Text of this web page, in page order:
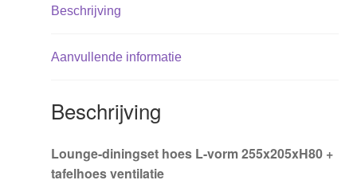
Beschrijving
Aanvullende informatie
Beschrijving
Lounge-diningset hoes L-vorm 255x205xH80 +
tafelhoes ventilatie